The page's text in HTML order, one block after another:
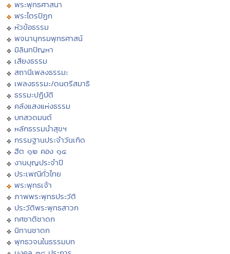
พระพุทธศาสนา
พระไตรปิฏก
หัวข้อธรรม
พจนานุกรมพุทธศาสน์
มิลินทปัญหา
เสียงธรรม
สถานีเพลงธรรมะ
เพลงธรรมะ/ดนตรีสมาธิ
ธรรมะปฏิบัติ
คลังแสงแห่งธรรม
บทสวดมนต์
หลักธรรมนำสุขฯ
กรรมฐานประจำวันเกิด
ฮีต ๑๒ คอง ๑๔
งานบุญประจำปี
ประเพณีทั่วไทย
พระพุทธเจ้า
ภาพพระพุทธประวัติ
ประวัติพระพุทธสาวก
ทศชาติชาดก
นิทานชาดก
พุทธวจนในธรรมบท